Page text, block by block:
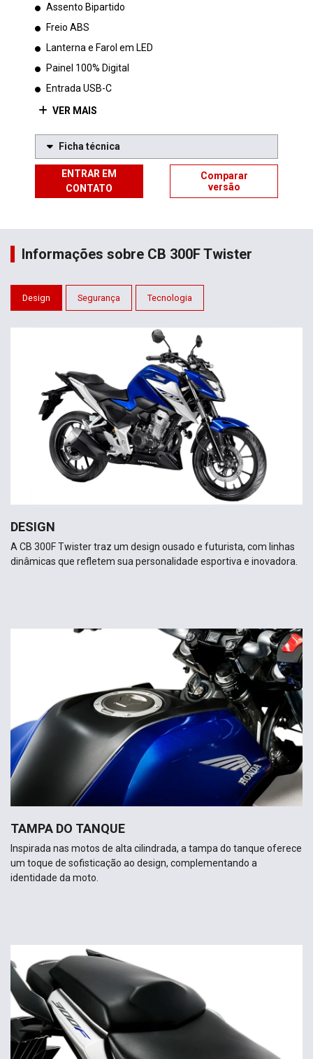
Assento Bipartido
Freio ABS
Lanterna e Farol em LED
Painel 100% Digital
Entrada USB-C
VER MAIS
Ficha técnica
ENTRAR EM
CONTATO
Comparar
versão
Informações sobre CB 300F Twister
Design Segurança Tecnologia
DESIGN
A CB 300F Twister traz um design ousado e futurista, com linhas
dinâmicas que refletem sua personalidade esportiva e inovadora.
TAMPA DO TANQUE
Inspirada nas motos de alta cilindrada, a tampa do tanque oferece
um toque de sofisticação ao design, complementando a
identidade da moto.